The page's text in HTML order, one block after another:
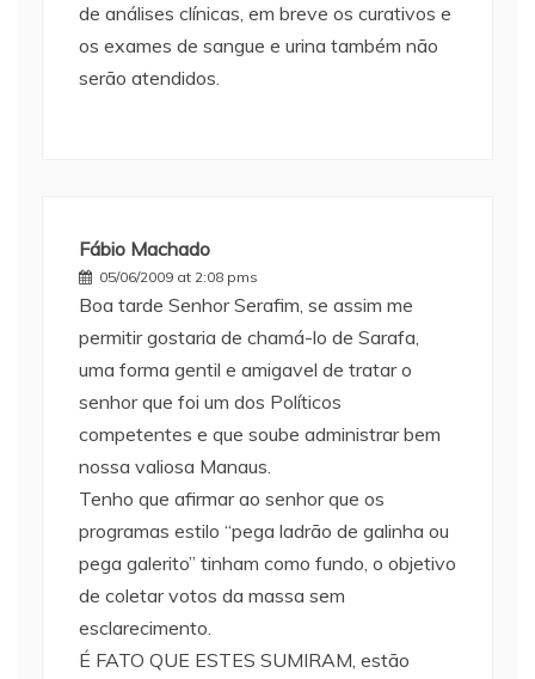
de análises clínicas, em breve os curativos e
os exames de sangue e urina também não
serão atendidos.
Fábio Machado
05/06/2009 at 2:08 pms
Boa tarde Senhor Serafim, se assim me
permitir gostaria de chamá-lo de Sarafa,
uma forma gentil e amigavel de tratar o
senhor que foi um dos Políticos
competentes e que soube administrar bem
nossa valiosa Manaus.
Tenho que afirmar ao senhor que os
programas estilo “pega ladrão de galinha ou
pega galerito” tinham como fundo, o objetivo
de coletar votos da massa sem
esclarecimento.
É FATO QUE ESTES SUMIRAM, estão